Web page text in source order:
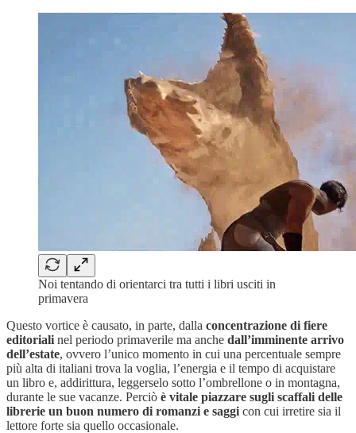
Noi tentando di orientarci tra tutti i libri usciti in
primavera
Questo vortice è causato, in parte, dalla concentrazione di fiere
editoriali nel periodo primaverile ma anche dall’imminente arrivo
dell’estate, ovvero l’unico momento in cui una percentuale sempre
più alta di italiani trova la voglia, l’energia e il tempo di acquistare
un libro e, addirittura, leggerselo sotto l’ombrellone o in montagna,
durante le sue vacanze. Perciò è vitale piazzare sugli scaffali delle
librerie un buon numero di romanzi e saggi con cui irretire sia il
lettore forte sia quello occasionale.